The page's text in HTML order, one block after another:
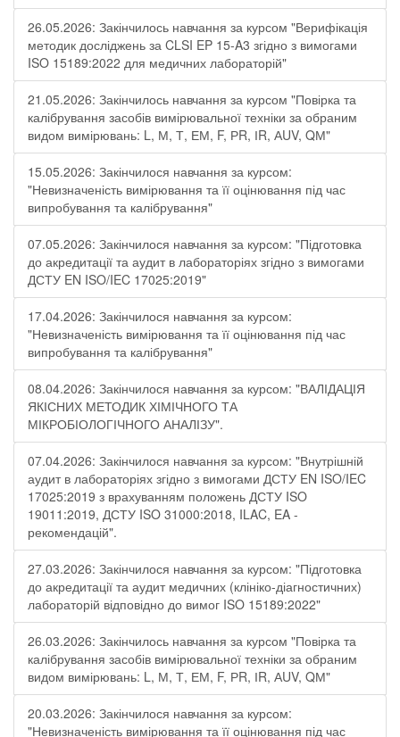
26.05.2026: Закінчилось навчання за курсом "Верифікація
методик досліджень за CLSI EP 15-A3 згідно з вимогами
ISO 15189:2022 для медичних лабораторій"
21.05.2026: Закінчилось навчання за курсом "Повірка та
калібрування засобів вимірювальної техніки за обраним
видом вимірювань: L, М, Т, ЕМ, F, РR, ІR, АUV, QМ"
15.05.2026: Закінчилося навчання за курсом:
"Невизначеність вимірювання та її оцінювання під час
випробування та калібрування"
07.05.2026: Закінчилося навчання за курсом: "Підготовка
до акредитації та аудит в лабораторіях згідно з вимогами
ДСТУ EN ISO/IEC 17025:2019"
17.04.2026: Закінчилося навчання за курсом:
"Невизначеність вимірювання та її оцінювання під час
випробування та калібрування"
08.04.2026: Закінчилося навчання за курсом: "ВАЛІДАЦІЯ
ЯКІСНИХ МЕТОДИК ХІМІЧНОГО ТА
МІКРОБІОЛОГІЧНОГО АНАЛІЗУ".
07.04.2026: Закінчилося навчання за курсом: "Внутрішній
аудит в лабораторіях згідно з вимогами ДСТУ EN ISO/IEC
17025:2019 з врахуванням положень ДСТУ ISO
19011:2019, ДСТУ ISO 31000:2018, ILAC, EA -
рекомендацій".
27.03.2026: Закінчилося навчання за курсом: "Підготовка
до акредитації та аудит медичних (клініко-діагностичних)
лабораторій відповідно до вимог ISO 15189:2022"
26.03.2026: Закінчилось навчання за курсом "Повірка та
калібрування засобів вимірювальної техніки за обраним
видом вимірювань: L, М, Т, ЕМ, F, РR, ІR, АUV, QМ"
20.03.2026: Закінчилося навчання за курсом:
"Невизначеність вимірювання та її оцінювання під час